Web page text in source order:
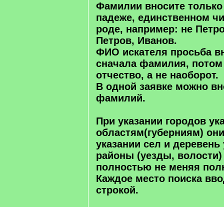
Фамилии вносите
падеже, единственном
роде, например: не
Петров, Иванов.
ФИО искателя просьба
сначала фамилия,
отчество, а не наоборот.
В одной заявке можно
фамилий.
При указании городов
областям(губерниям)
указании сел и деревень
районы (уезды,
полностью не меняя
Каждое место поиска
строкой.